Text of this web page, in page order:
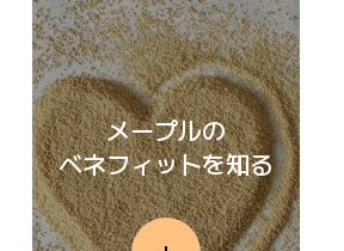
メープルの
ベネフィットを知る